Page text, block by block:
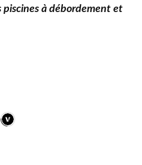
piscines à débordement et